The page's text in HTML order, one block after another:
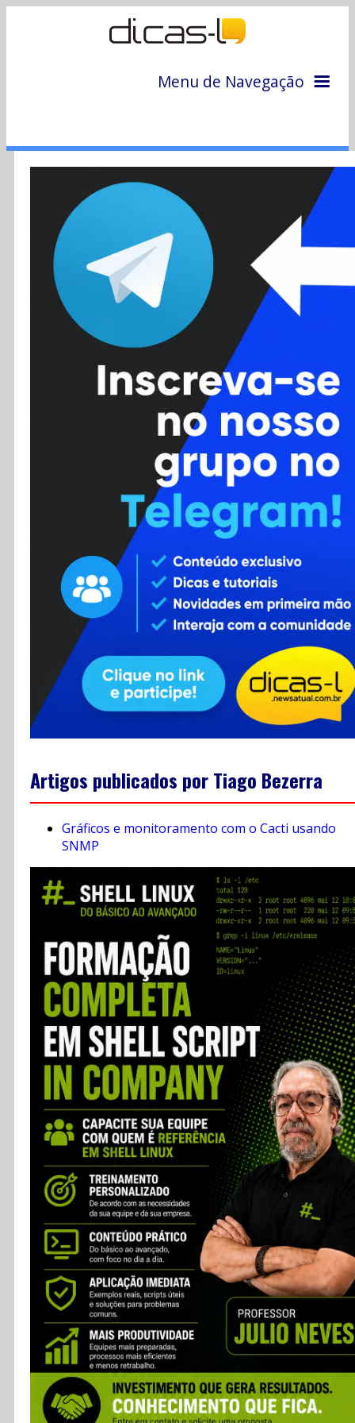
Menu de Navegação
Colunas
Colaboradores
Cursos
Enviar Dica
Contato
RSS
Artigos publicados por Tiago Bezerra
Gráficos e monitoramento com o Cacti usando
SNMP